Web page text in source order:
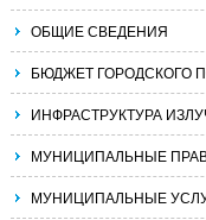
ОБЩИЕ СВЕДЕНИЯ
БЮДЖЕТ ГОРОДСКОГО
ИНФРАСТРУКТУРА
МУНИЦИПАЛЬНЫЕ
МУНИЦИПАЛЬНЫЕ